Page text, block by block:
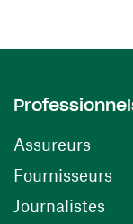
Assureurs
Fournisseurs
Journalistes